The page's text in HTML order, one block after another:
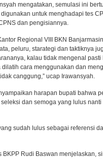
mengatakan, semulasi ini
untuk menghadapi tes
dan pengisiannya.
Regional VIII BKN
peluru, starategi dan taktiknya
kalau tidak mengenal
cara menggunakan dan
canggung,” ucap Irawansyah.
harapan bupati bahwa
dan semoga yang lulus
sudah lulus sebagai referensi
BKPP Rudi Baswan menjelaskan,